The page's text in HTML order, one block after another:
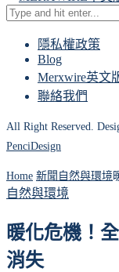
隱私權政策
Blog
Merxwire英文
聯絡我們
All Right Reserved.
PenciDesign
Home 新聞 自然與環境
自然與環境
暖化危機！
消失